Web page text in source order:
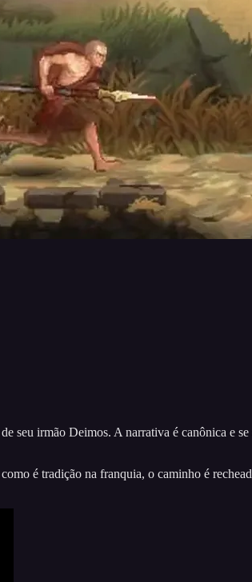
seu irmão Deimos. A narrativa é canônica e
é tradição na franquia, o caminho é